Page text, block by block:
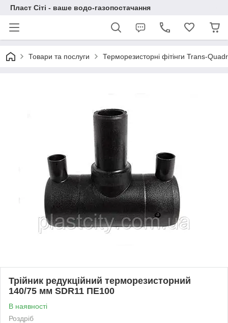
Пласт Сіті - ваше водо-газопостачання
Товари та послуги Терморезисторні фітінги Trans-
Трійник редукційний терморезисторний
140/75 мм SDR11 ПЕ100
В наявності
Роздріб